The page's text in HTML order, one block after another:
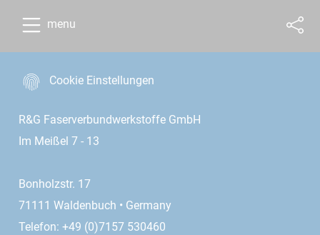
menu
Cookie Einstellungen
R&G Faserverbundwerkstoffe GmbH
Im Meißel 7 - 13
Bonholzstr. 17
71111 Waldenbuch • Germany
Telefon: +49 (0)7157 530460